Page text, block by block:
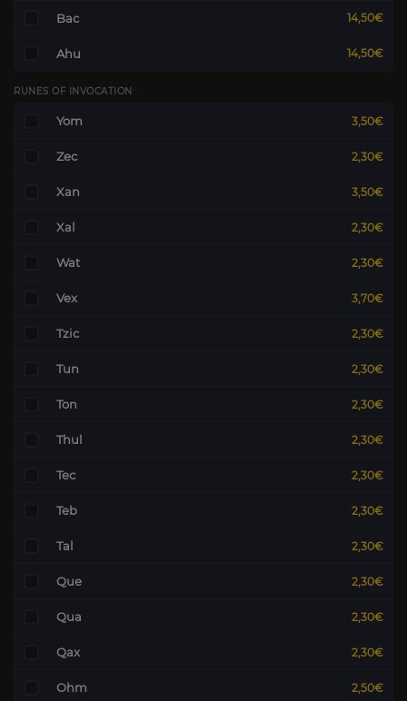
Bac 14,50€
Ahu 14,50€
RUNES OF INVOCATION
Yom 3,50€
Zec 2,30€
Xan 3,50€
Xal 2,30€
Wat 2,30€
Vex 3,70€
Tzic 2,30€
Tun 2,30€
Ton 2,30€
Thul 2,30€
Tec 2,30€
Teb 2,30€
Tal 2,30€
Que 2,30€
Qua 2,30€
Qax 2,30€
Ohm 2,50€